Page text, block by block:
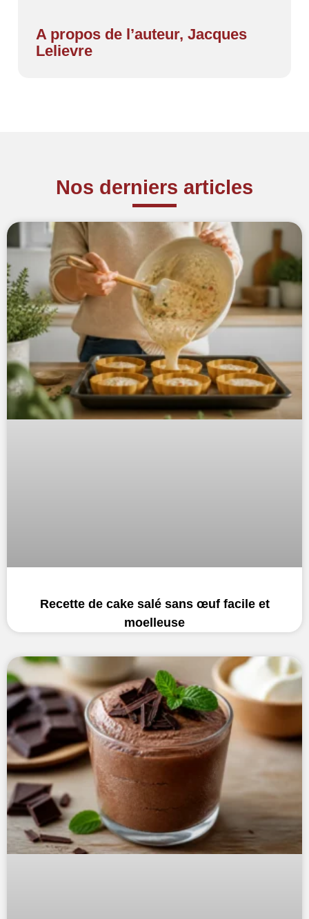
A propos de l’auteur, Jacques
Lelievre
Nos derniers articles
Recette de cake salé sans œuf facile et
moelleuse